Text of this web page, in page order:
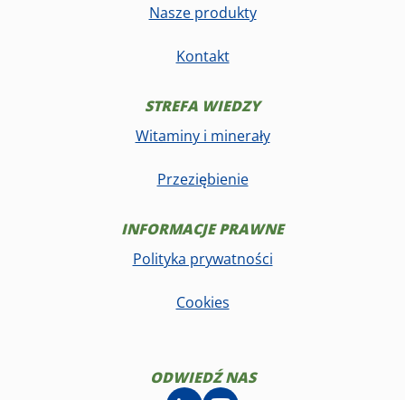
Nasze produkty
Kontakt
STREFA WIEDZY
Witaminy i minerały
Przeziębienie
INFORMACJE PRAWNE
Polityka prywatności
Cookies
ODWIEDŹ NAS